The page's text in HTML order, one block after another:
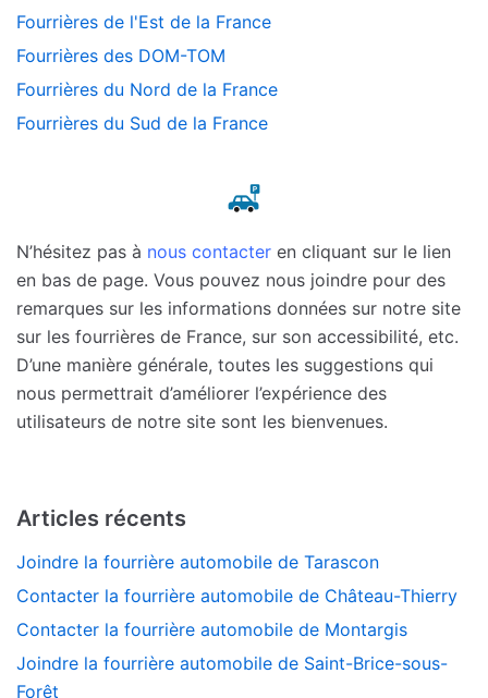
Fourrières de l'Est de la France
Fourrières des DOM-TOM
Fourrières du Nord de la France
Fourrières du Sud de la France
N’hésitez pas à nous contacter en cliquant sur le lien
en bas de page. Vous pouvez nous joindre pour des
remarques sur les informations données sur notre site
sur les fourrières de France, sur son accessibilité, etc.
D’une manière générale, toutes les suggestions qui
nous permettrait d’améliorer l’expérience des
utilisateurs de notre site sont les bienvenues.
Articles récents
Joindre la fourrière automobile de Tarascon
Contacter la fourrière automobile de Château-Thierry
Contacter la fourrière automobile de Montargis
Joindre la fourrière automobile de Saint-Brice-sous-
Forêt